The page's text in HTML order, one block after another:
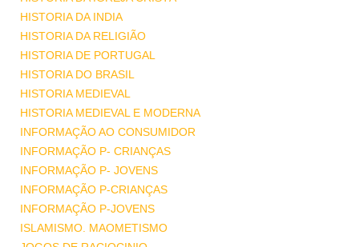
HISTORIA DA INDIA
HISTORIA DA RELIGIÃO
HISTORIA DE PORTUGAL
HISTORIA DO BRASIL
HISTORIA MEDIEVAL
HISTORIA MEDIEVAL E MODERNA
INFORMAÇÃO AO CONSUMIDOR
INFORMAÇÃO P- CRIANÇAS
INFORMAÇÃO P- JOVENS
INFORMAÇÃO P-CRIANÇAS
INFORMAÇÃO P-JOVENS
ISLAMISMO. MAOMETISMO